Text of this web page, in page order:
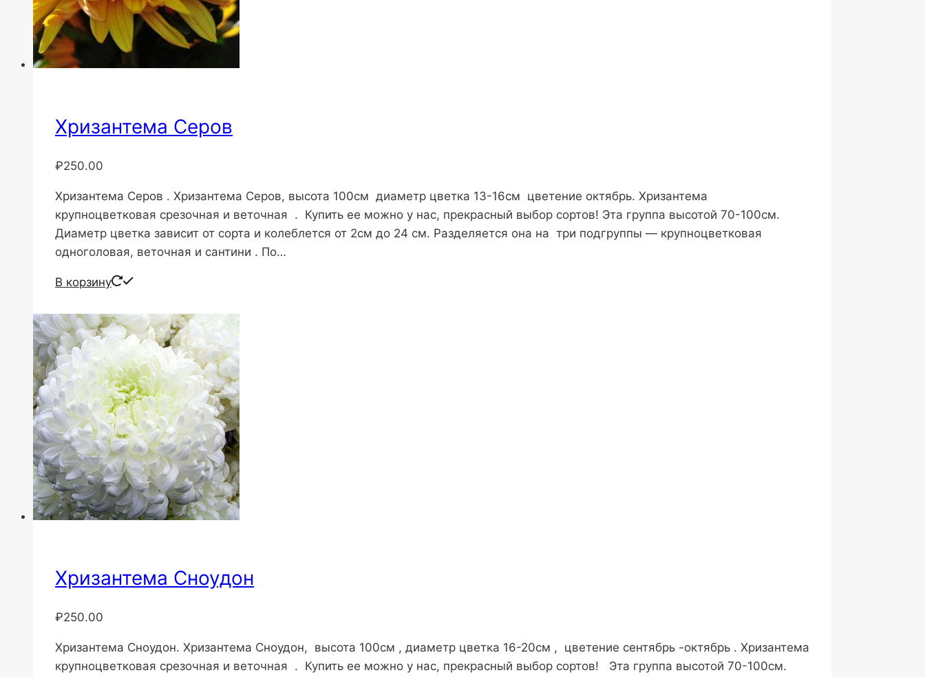
Хризантема Серов
₽250.00
Хризантема Серов . Хризантема Серов, высота 100см диаметр цветка 13-16см цветение октябрь. Хризантема
крупноцветковая срезочная и веточная . Купить ее можно у нас, прекрасный выбор сортов! Эта группа высотой 70-100см.
Диаметр цветка зависит от сорта и колеблется от 2см до 24 см. Разделяется она на три подгруппы — крупноцветковая
одноголовая, веточная и сантини . По…
В корзину
Хризантема Сноудон
₽250.00
Хризантема Сноудон. Хризантема Сноудон, высота 100см , диаметр цветка 16-20см , цветение сентябрь -октябрь . Хризантема
крупноцветковая срезочная и веточная . Купить ее можно у нас, прекрасный выбор сортов! Эта группа высотой 70-100см.